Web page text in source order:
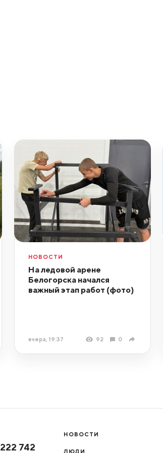
НОВОСТИ
На ледовой арене
Белогорска начался
важный этап работ (фото)
вчера, 19:37 92 0
222 742
НОВОСТИ
ЛЮДИ